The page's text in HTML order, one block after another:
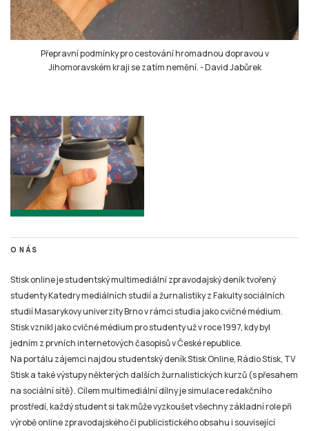
Přepravní podmínky pro cestování hromadnou dopravou v
Jihomoravském kraji se zatím nemění.-David Jabůrek
O NÁS
Stisk online je studentský multimediální zpravodajský deník tvořený
studenty Katedry mediálních studií a žurnalistiky z Fakulty sociálních
studií Masarykovy univerzity Brno v rámci studia jako cvičné médium.
Stisk vznikl jako cvičné médium pro studenty už v roce 1997, kdy byl
jedním z prvních internetových časopisů v České republice.
Na portálu zájemci najdou studentský deník Stisk Online, Rádio Stisk, TV
Stisk a také výstupy některých dalších žurnalistických kurzů (s přesahem
na sociální sítě). Cílem multimediální dílny je simulace redakčního
prostředí, každý student si tak může vyzkoušet všechny základní role při
výrobě online zpravodajského či publicistického obsahu i související